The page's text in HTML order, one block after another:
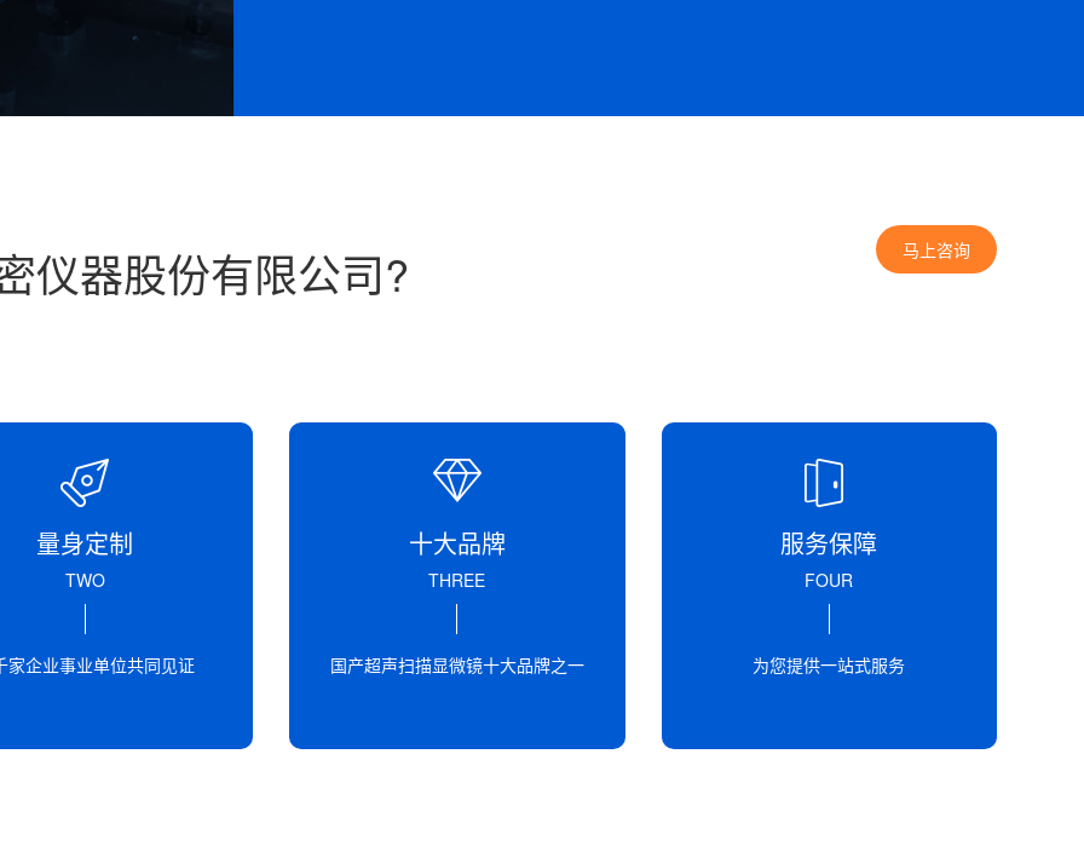
马上咨询
仪器股份有限公司?
量身定制
TWO
家企业事业单位共同见证
十大品牌
THREE
国产超声扫描显微镜十大品牌之一
服务保障
FOUR
为您提供一站式服务